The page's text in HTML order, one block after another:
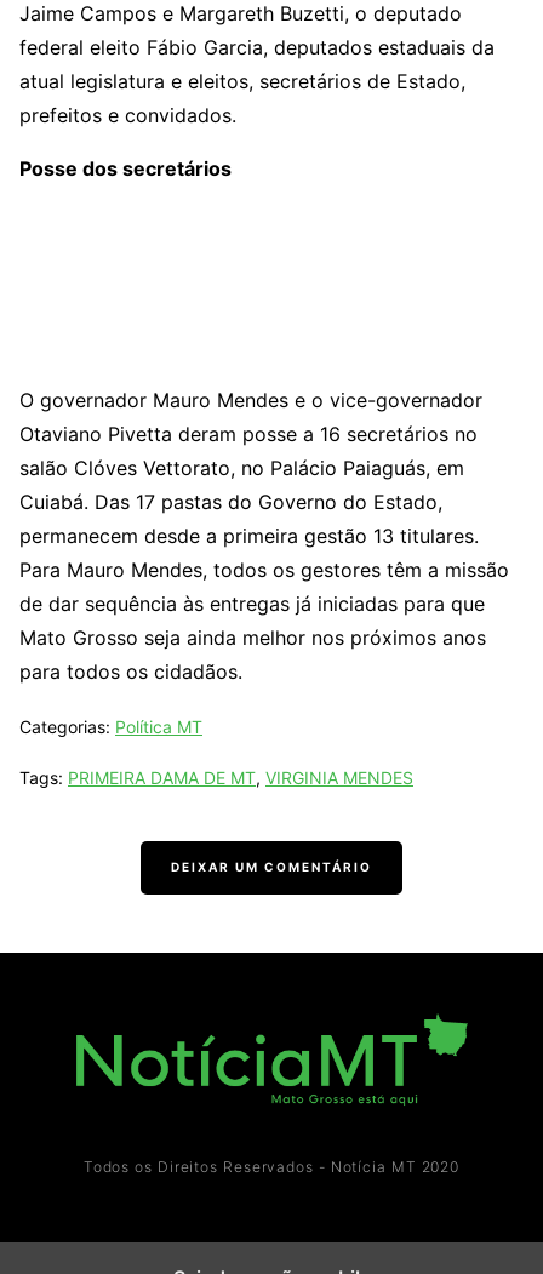
Jaime Campos e Margareth Buzetti, o deputado
federal eleito Fábio Garcia, deputados estaduais da
atual legislatura e eleitos, secretários de Estado,
prefeitos e convidados.
Posse dos secretários
O governador Mauro Mendes e o vice-governador
Otaviano Pivetta deram posse a 16 secretários no
salão Clóves Vettorato, no Palácio Paiaguás, em
Cuiabá. Das 17 pastas do Governo do Estado,
permanecem desde a primeira gestão 13 titulares.
Para Mauro Mendes, todos os gestores têm a missão
de dar sequência às entregas já iniciadas para que
Mato Grosso seja ainda melhor nos próximos anos
para todos os cidadãos.
Categorias: Política MT
Tags: PRIMEIRA DAMA DE MT, VIRGINIA MENDES
DEIXAR UM COMENTÁRIO
Todos os Direitos Reservados - Notícia MT 2020